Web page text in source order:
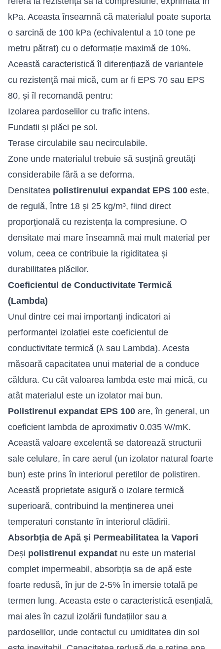
kPa. Aceasta înseamnă că materialul poate suporta
o sarcină de 100 kPa (echivalentul a 10 tone pe
metru pătrat) cu o deformație maximă de 10%.
Această caracteristică îl diferențiază de variantele
cu rezistență mai mică, cum ar fi EPS 70 sau EPS
80, și îl recomandă pentru:
Izolarea pardoselilor cu trafic intens.
Fundatii și plăci pe sol.
Terase circulabile sau necirculabile.
Zone unde materialul trebuie să susțină greutăți
considerabile fără a se deforma.
Densitatea polistirenului expandat EPS 100 este,
de regulă, între 18 și 25 kg/m³, fiind direct
proporțională cu rezistența la compresiune. O
densitate mai mare înseamnă mai mult material per
volum, ceea ce contribuie la rigiditatea și
durabilitatea plăcilor.
Coeficientul de Conductivitate Termică
(Lambda)
Unul dintre cei mai importanți indicatori ai
performanței izolației este coeficientul de
conductivitate termică (λ sau Lambda). Acesta
măsoară capacitatea unui material de a conduce
căldura. Cu cât valoarea lambda este mai mică, cu
atât materialul este un izolator mai bun.
Polistirenul expandat EPS 100 are, în general, un
coeficient lambda de aproximativ 0.035 W/mK.
Această valoare excelentă se datorează structurii
sale celulare, în care aerul (un izolator natural foarte
bun) este prins în interiorul peretilor de polistiren.
Această proprietate asigură o izolare termică
superioară, contribuind la menținerea unei
temperaturi constante în interiorul clădirii.
Absorbția de Apă și Permeabilitatea la Vapori
Deși polistirenul expandat nu este un material
complet impermeabil, absorbția sa de apă este
foarte redusă, în jur de 2-5% în imersie totală pe
termen lung. Aceasta este o caracteristică esențială,
mai ales în cazul izolării fundațiilor sau a
pardoselilor, unde contactul cu umiditatea din sol